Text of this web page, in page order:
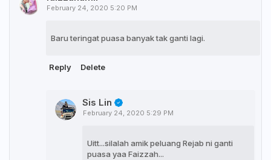
February 24, 2020 5:20 PM
Baru teringat puasa banyak tak ganti lagi.
Reply Delete
Sis Lin
February 24, 2020 5:29 PM
Uitt...silalah amik peluang Rejab ni ganti
puasa yaa Faizzah...